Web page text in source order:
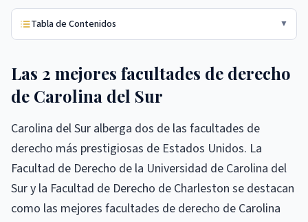
Tabla de Contenidos ▼
Las 2 mejores facultades de derecho
de Carolina del Sur
Carolina del Sur alberga dos de las facultades de
derecho más prestigiosas de Estados Unidos. La
Facultad de Derecho de la Universidad de Carolina del
Sur y la Facultad de Derecho de Charleston se destacan
como las mejores facultades de derecho de Carolina